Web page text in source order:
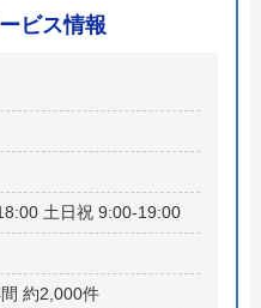
ビス情報
土日祝 9:00-19:00
約2,000件